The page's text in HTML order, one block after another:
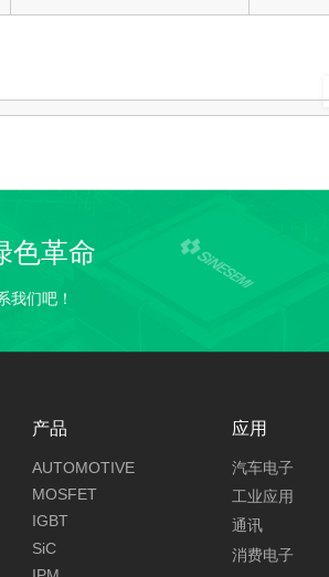
色革命
我们吧！
产品
AUTOMOTIVE
MOSFET
IGBT
SiC
应用
汽车电子
工业应用
通讯
消费电子